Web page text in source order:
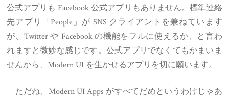
公式アプリも Facebook 公式アプリもありません。標準連絡
先アプリ「People」が SNS クライアントを兼ねています
が、Twitter や Facebook の機能をフルに使えるか、と言わ
れますと微妙な感じです。公式アプリでなくてもかまいま
せんから、Modern UI を生かせるアプリを切に願います。
ただね、Modern UI Apps がすべてだめというわけじゃあ